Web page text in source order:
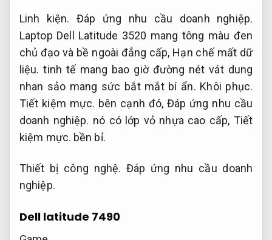
Linh kiện.
Đáp ứng nhu cầu doanh nghiệp.
Laptop Dell Latitude 3520 mang tông màu đen
chủ đạo và bề ngoài đẳng cấp, Hạn chế mất dữ
liệu. tinh tế mang bao giờ đường nét vát dung
nhan sảo mang sức bắt mắt bí ẩn. Khôi phục.
Tiết kiệm mực. bên cạnh đó, Đáp ứng nhu cầu
doanh nghiệp. nó có lớp vỏ nhựa cao cấp, Tiết
kiệm mực. bền bỉ.
Thiết bị công nghệ. Đáp ứng nhu cầu doanh
nghiệp.
Dell latitude 7490